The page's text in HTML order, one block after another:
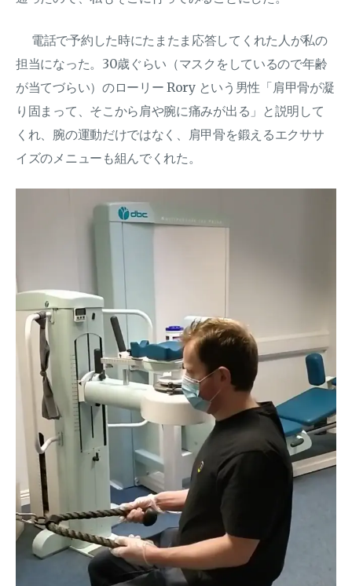
電話で予約した時にたまたま応答してくれた人が私の
担当になった。30歳ぐらい（マスクをしているので年齢
が当てづらい）のローリー Rory という男性「肩甲骨が凝
り固まって、そこから肩や腕に痛みが出る」と説明して
くれ、腕の運動だけではなく、肩甲骨を鍛えるエクササ
イズのメニューも組んでくれた。